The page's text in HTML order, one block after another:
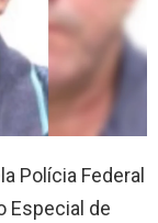
Polícia Federal
Especial de